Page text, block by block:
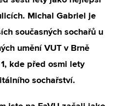
Michal Gabriel je
současných sochařů u
umění VUT v Brně
kde před osmi lety
sochařství.